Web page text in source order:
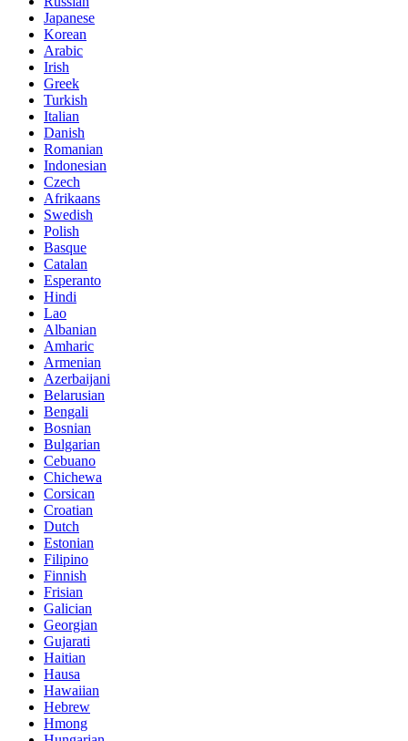
Japanese
Korean
Arabic
Irish
Greek
Turkish
Italian
Danish
Romanian
Indonesian
Czech
Afrikaans
Swedish
Polish
Basque
Catalan
Esperanto
Hindi
Lao
Albanian
Amharic
Armenian
Azerbaijani
Belarusian
Bengali
Bosnian
Bulgarian
Cebuano
Chichewa
Corsican
Croatian
Dutch
Estonian
Filipino
Finnish
Frisian
Galician
Georgian
Gujarati
Haitian
Hausa
Hawaiian
Hebrew
Hmong